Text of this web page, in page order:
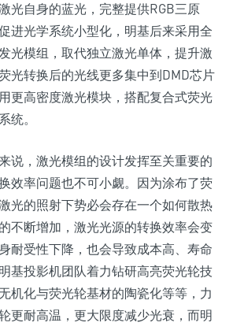
光自身的蓝光，完整提供RGB三原
进光学系统小型化，明基后来采用全
光模组，取代独立激光单体，提升激
光转换后的光线更多集中到DMD芯片
更高密度激光模块，搭配复合式荧光
统。
说，激光模组的设计发挥至关重要的
效率问题也不可小觑。因为涂布了荧
光的照射下势必会存在一个如何散热
不断增加，激光光源的转换效率会变
耐受性下降，也会导致成本高、寿命
基投影机团队着力钻研高亮荧光轮技
机化与荧光轮基材的陶瓷化等等，力
更耐高温，更大限度减少光衰，而明